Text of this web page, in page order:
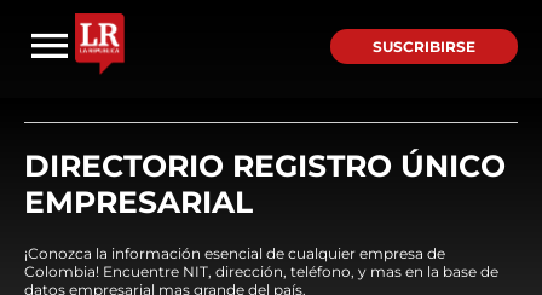
SUSCRIBIRSE
DIRECTORIO REGISTRO ÚNICO
EMPRESARIAL
¡Conozca la información esencial de cualquier empresa de
Colombia! Encuentre NIT, dirección, teléfono, y mas en la base de
datos empresarial mas grande del país.